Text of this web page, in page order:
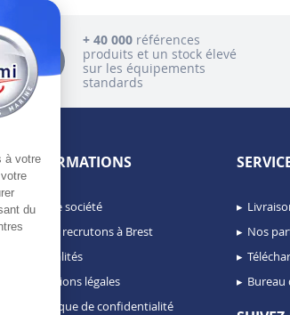
+ 40 000 références
produits et un stock élevé
sur les équipements
standards
INFORMATIONS
Notre société
Nous recrutons à Brest
Actualités
Mentions légales
Politique de confidentialité
Nos
Bureau
à votre
du